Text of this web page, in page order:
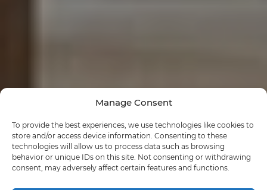
Manage Consent
To provide the best experiences, we use technologies like cookies to
store and/or access device information. Consenting to these
technologies will allow us to process data such as browsing
behavior or unique IDs on this site. Not consenting or withdrawing
consent, may adversely affect certain features and functions.